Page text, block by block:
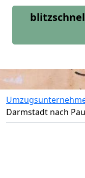
Darmstadt nach